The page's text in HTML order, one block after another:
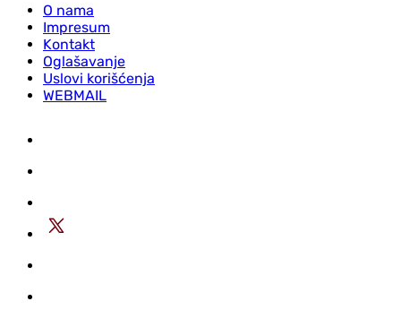
O nama
Impresum
Kontakt
Oglašavanje
Uslovi korišćenja
WEBMAIL